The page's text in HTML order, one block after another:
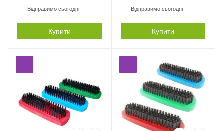
Відправимо сьогодні
Купити
Відправимо сьогодні
Купити